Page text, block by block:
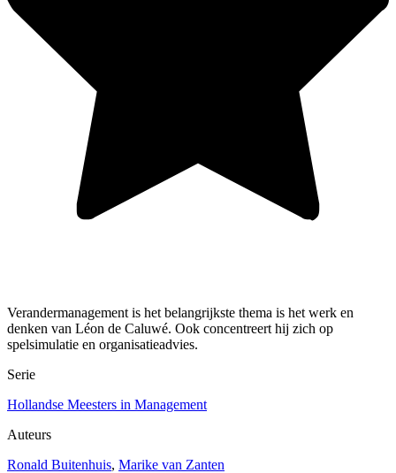
Verandermanagement is het belangrijkste thema is het werk en
denken van Léon de Caluwé. Ook concentreert hij zich op
spelsimulatie en organisatieadvies.
Serie
Hollandse Meesters in Management
Auteurs
Ronald Buitenhuis, Marike van Zanten